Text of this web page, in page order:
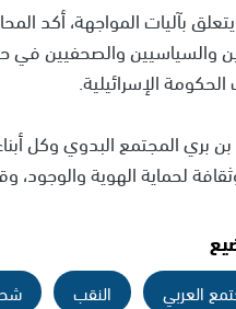
بآليات المواجهة، أكد
والسياسيين والصحفيين في
الإسرائيلية.
بري المجتمع البدوي وكل
لحماية الهوية
العربي النقب